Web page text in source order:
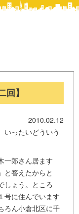
】
2010.02.12
いったいどういう
一郎さん居ます
と答えたからと
しょう。ところ
号に住んでいます
ろん小倉北区に千